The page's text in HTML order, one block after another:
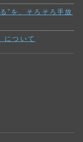
”を、そろそろ手放
について